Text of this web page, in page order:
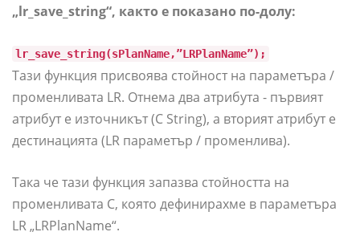
„lr_save_string“, както е показано по-долу:
lr_save_string(sPlanName,”LRPlanName”);
Тази функция присвоява стойност на параметъра /
променливата LR. Отнема два атрибута - първият
атрибут е източникът (C String), а вторият атрибут е
дестинацията (LR параметър / променлива).
Така че тази функция запазва стойността на
променливата C, която дефинирахме в параметъра
LR „LRPlanName“.